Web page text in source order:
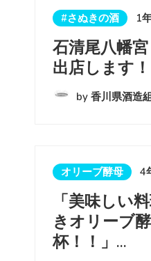
#さぬきの酒 1
石清尾八幡
出店します！
by 香川県酒造
オリーブ酵母 4
「美味しい
きオリーブ
杯！！」...